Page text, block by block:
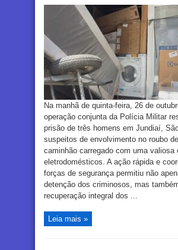
Na manhã de quinta-feira, 26 de
operação conjunta da Polícia Militar
prisão de três homens em Jundiaí,
suspeitos de envolvimento no roubo
caminhão carregado com uma valiosa
eletrodomésticos. A ação rápida e
forças de segurança permitiu não
detenção dos criminosos, mas
recuperação integral dos ...
Leia mais »